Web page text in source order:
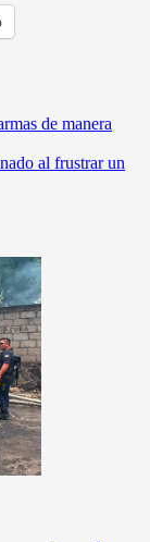
de manera
al frustrar un